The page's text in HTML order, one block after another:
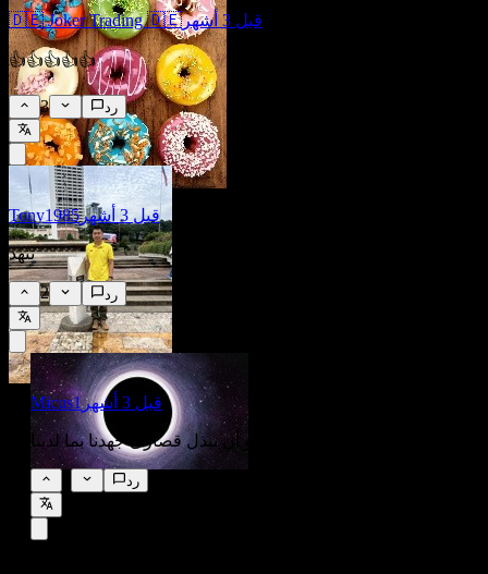
🇩🇪 Joker Trading 🇩🇪 قبل 3 أشهر
👍👍👍👍👍
3 رد
Tony1985 قبل 3 أشهر
تنهد
2 رد
Micus1 قبل 3 أشهر
رد